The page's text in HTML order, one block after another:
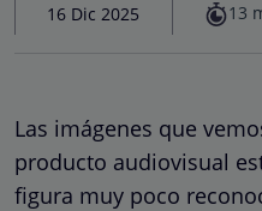
16 Dic 2025 13
Las imágenes que
producto audiovisual
figura muy poco